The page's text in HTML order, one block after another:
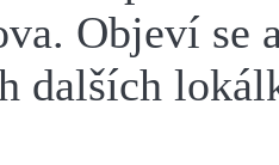
Objeví se
dalších